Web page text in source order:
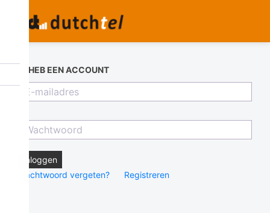
IK HEB EEN ACCOUNT
Inloggen
Wachtwoord vergeten?
Registreren